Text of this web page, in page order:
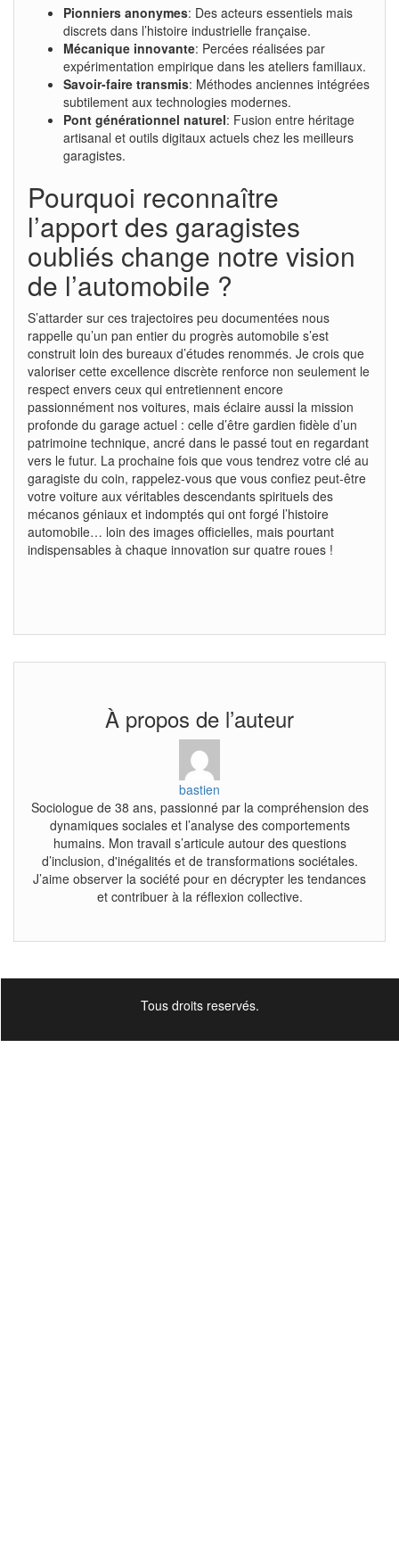
Pionniers anonymes: Des acteurs essentiels mais
discrets dans l’histoire industrielle française.
Mécanique innovante: Percées réalisées par
expérimentation empirique dans les ateliers familiaux.
Savoir-faire transmis: Méthodes anciennes intégrées
subtilement aux technologies modernes.
Pont générationnel naturel: Fusion entre héritage
artisanal et outils digitaux actuels chez les meilleurs
garagistes.
Pourquoi reconnaître
l’apport des garagistes
oubliés change notre vision
de l’automobile ?
S’attarder sur ces trajectoires peu documentées nous
rappelle qu’un pan entier du progrès automobile s’est
construit loin des bureaux d’études renommés. Je crois que
valoriser cette excellence discrète renforce non seulement le
respect envers ceux qui entretiennent encore
passionnément nos voitures, mais éclaire aussi la mission
profonde du garage actuel : celle d’être gardien fidèle d’un
patrimoine technique, ancré dans le passé tout en regardant
vers le futur. La prochaine fois que vous tendrez votre clé au
garagiste du coin, rappelez-vous que vous confiez peut-être
votre voiture aux véritables descendants spirituels des
mécanos géniaux et indomptés qui ont forgé l’histoire
automobile… loin des images officielles, mais pourtant
indispensables à chaque innovation sur quatre roues !
À propos de l’auteur
bastien
Sociologue de 38 ans, passionné par la compréhension des
dynamiques sociales et l’analyse des comportements
humains. Mon travail s’articule autour des questions
d’inclusion, d'inégalités et de transformations sociétales.
J’aime observer la société pour en décrypter les tendances
et contribuer à la réflexion collective.
Tous droits reservés.